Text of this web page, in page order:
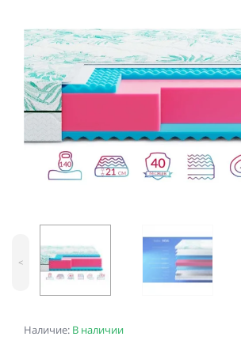
Наличие: В наличии
<